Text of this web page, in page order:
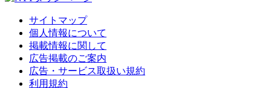
サイトマップ
個人情報について
掲載情報に関して
広告掲載のご案内
広告・サービス取扱い規約
利用規約